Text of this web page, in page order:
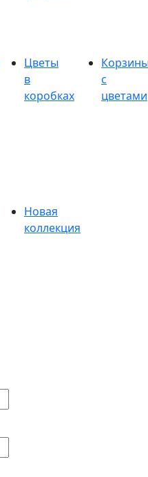
Цветы
в
коробках
с
цветами
Новая
коллекция